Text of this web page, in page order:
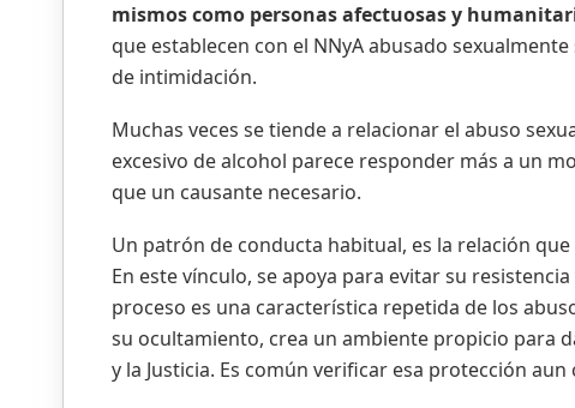
mismos como personas afectuosas y
que establecen con el NNyA abusado
de intimidación.
Muchas veces se tiende a relacionar el abuso
excesivo de alcohol parece responder más a un
que un causante necesario.
Un patrón de conducta habitual, es la relación
En este vínculo, se apoya para evitar su
proceso es una característica repetida de los
su ocultamiento, crea un ambiente propicio para
y la Justicia. Es común verificar esa protección